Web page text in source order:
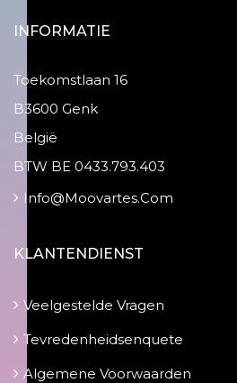
INFORMATIE
Toekomstlaan 16
B3600 Genk
België
BTW BE 0433.793.403
Info@moovartes.com
KLANTENDIENST
Veelgestelde Vragen
Tevredenheidsenquete
Algemene Voorwaarden